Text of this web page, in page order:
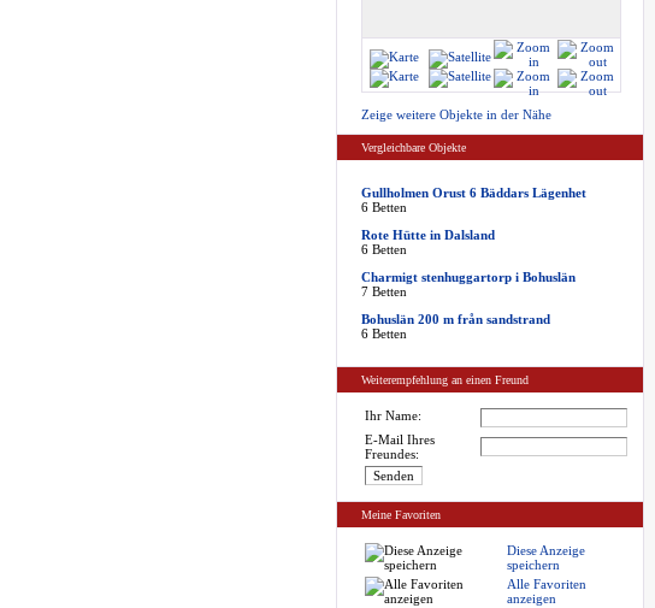
Zeige weitere Objekte in der Nähe
Vergleichbare Objekte
Gullholmen Orust 6 Bäddars Lägenhet
6 Betten
Rote Hütte in Dalsland
6 Betten
Charmigt stenhuggartorp i Bohuslän
7 Betten
Bohuslän 200 m från sandstrand
6 Betten
Weiterempfehlung an einen Freund
Ihr Name:
E-Mail Ihres
Freundes:
Meine Favoriten
Diese Anzeige
speichern
Alle Favoriten
anzeigen